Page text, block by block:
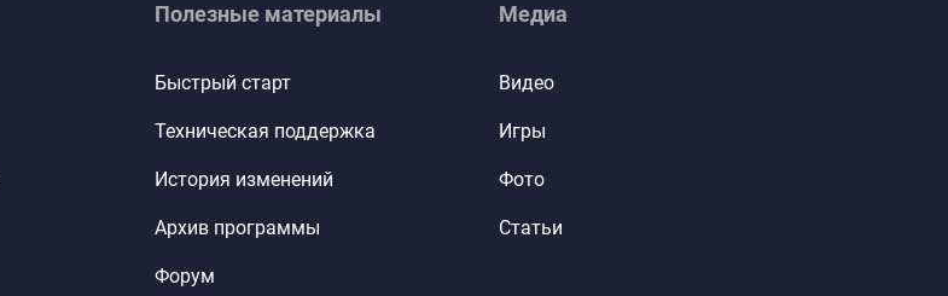
Полезные материалы
Быстрый старт
Техническая поддержка
История изменений
Архив программы
Форум
Медиа
Видео
Игры
Фото
Статьи